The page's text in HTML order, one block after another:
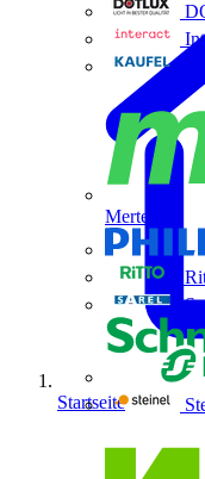
Merten
Startseite